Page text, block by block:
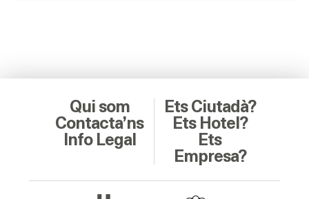
Qui som
Contacta’ns
Info Legal
Ets Ciutadà?
Ets Hotel?
Ets
Empresa?